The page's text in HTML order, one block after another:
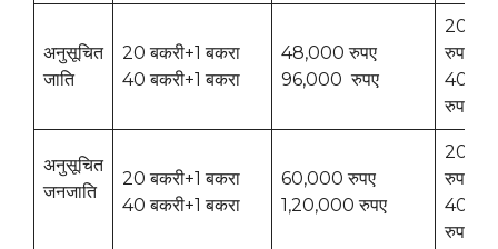
अनुसूचित
जाति
20 बकरी+1 बकरा
40 बकरी+1 बकरा
48,000 रुपए
96,000 रुपए
रुपए
रुपए
अनुसूचित
जनजाति
20 बकरी+1 बकरा
40 बकरी+1 बकरा
60,000 रुपए
1,20,000 रुपए
रुपए
रुपए